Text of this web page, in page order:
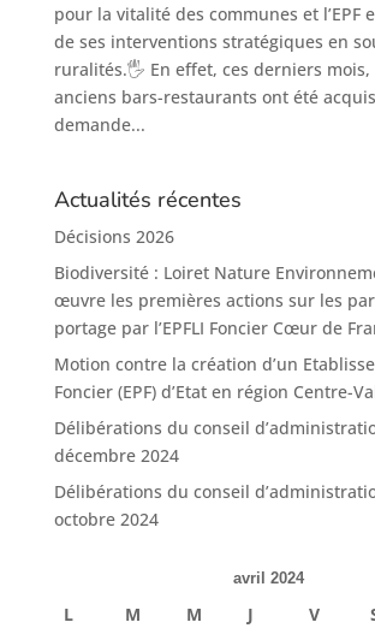
pour la vitalité des communes et l’EPF
de ses interventions stratégiques en
ruralités.🖐 En effet, ces derniers mois,
anciens bars-restaurants ont été acquis
demande...
Actualités récentes
Décisions 2026
Biodiversité : Loiret Nature
œuvre les premières actions sur les
portage par l’EPFLI Foncier Cœur de
Motion contre la création d’un
Foncier (EPF) d’Etat en région Centre-
Délibérations du conseil
décembre 2024
Délibérations du conseil
octobre 2024
avril 2024
L M M J V